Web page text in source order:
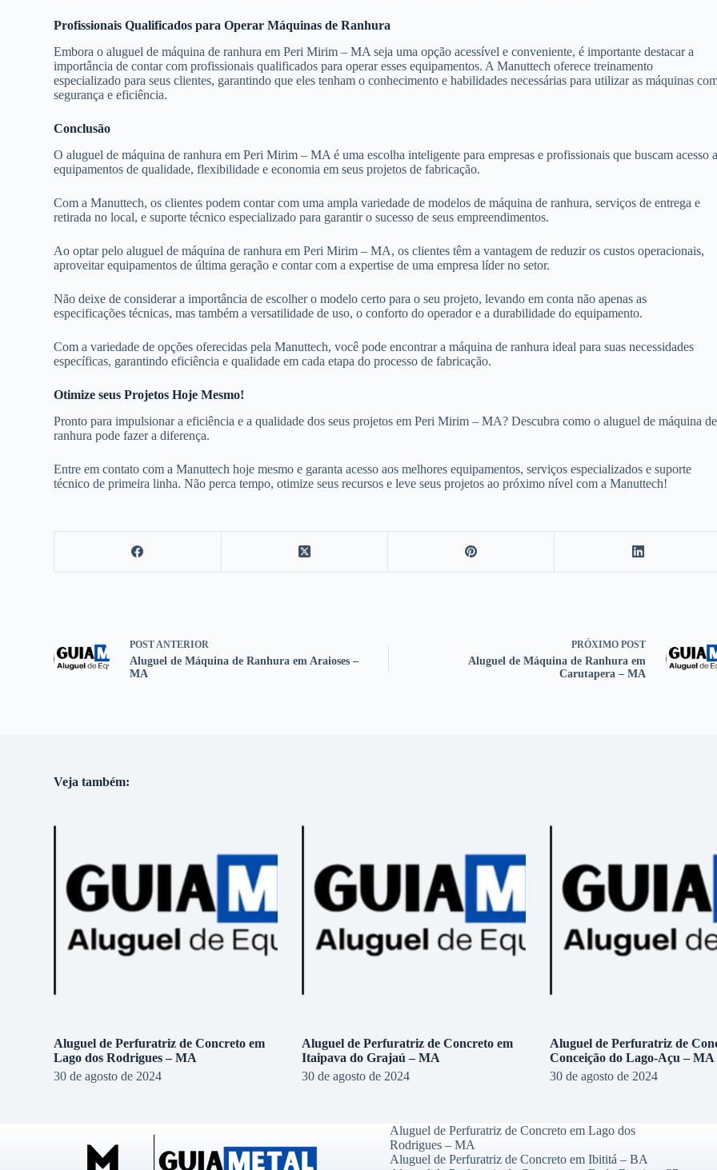
Profissionais Qualificados para Operar Máquinas de Ranhura
Embora o aluguel de máquina de ranhura em Peri Mirim – MA seja uma opção acessível e conveniente, é importante destacar a
importância de contar com profissionais qualificados para operar esses equipamentos. A Manuttech oferece treinamento
especializado para seus clientes, garantindo que eles tenham o conhecimento e habilidades necessárias para utilizar as máquinas
segurança e eficiência.
Conclusão
O aluguel de máquina de ranhura em Peri Mirim – MA é uma escolha inteligente para empresas e profissionais que buscam acesso
equipamentos de qualidade, flexibilidade e economia em seus projetos de fabricação.
Com a Manuttech, os clientes podem contar com uma ampla variedade de modelos de máquina de ranhura, serviços de entrega e
retirada no local, e suporte técnico especializado para garantir o sucesso de seus empreendimentos.
Ao optar pelo aluguel de máquina de ranhura em Peri Mirim – MA, os clientes têm a vantagem de reduzir os custos operacionais,
aproveitar equipamentos de última geração e contar com a expertise de uma empresa líder no setor.
Não deixe de considerar a importância de escolher o modelo certo para o seu projeto, levando em conta não apenas as
especificações técnicas, mas também a versatilidade de uso, o conforto do operador e a durabilidade do equipamento.
Com a variedade de opções oferecidas pela Manuttech, você pode encontrar a máquina de ranhura ideal para suas necessidades
específicas, garantindo eficiência e qualidade em cada etapa do processo de fabricação.
Otimize seus Projetos Hoje Mesmo!
Pronto para impulsionar a eficiência e a qualidade dos seus projetos em Peri Mirim – MA? Descubra como o aluguel de máquina de
ranhura pode fazer a diferença.
Entre em contato com a Manuttech hoje mesmo e garanta acesso aos melhores equipamentos, serviços especializados e suporte
técnico de primeira linha. Não perca tempo, otimize seus recursos e leve seus projetos ao próximo nível com a Manuttech!
POSTANTERIOR
Aluguel de Máquina de Ranhura em Araioses –
MA
PRÓXIMO POST
Aluguel de Máquina de Ranhura em
Carutapera – MA
Veja também:
Aluguel de Perfuratriz de Concreto em
Lago dos Rodrigues – MA
30 de agosto de 2024
Aluguel de Perfuratriz de Concreto em
Itaipava do Grajaú – MA
30 de agosto de 2024
Aluguel de Perfuratriz de
Conceição do Lago-Açu – MA
30 de agosto de 2024
Aluguel de Perfuratriz de Concreto em Lago dos
Rodrigues – MA
Aluguel de Perfuratriz de Concreto em Ibititá – BA